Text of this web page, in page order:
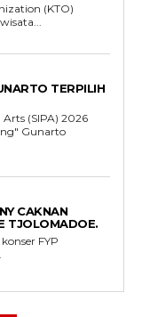
(KTO)
TERPILIH
(SIPA) 2026
Gunarto
CAKNAN
TJOLOMADOE.
FYP